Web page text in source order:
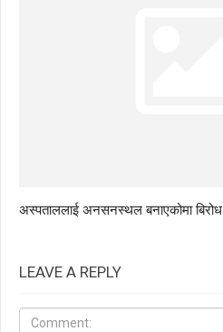
अस्पताललाई अनसनस्थल बनाएकोमा बिरोध
LEAVE A REPLY